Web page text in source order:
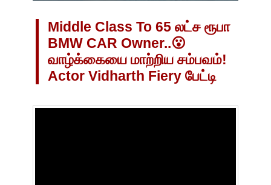
Middle Class To 65 லட்ச ரூபா
BMW CAR Owner..😮
வாழ்க்கையை மாற்றிய சம்பவம்!
Actor Vidharth Fiery பேட்டி